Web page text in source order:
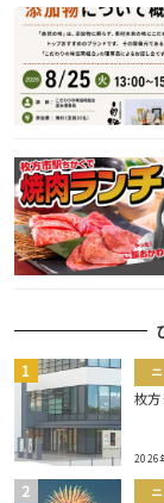
枚
2026